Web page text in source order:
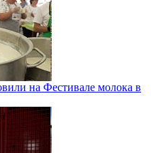
на Фестивале молока в